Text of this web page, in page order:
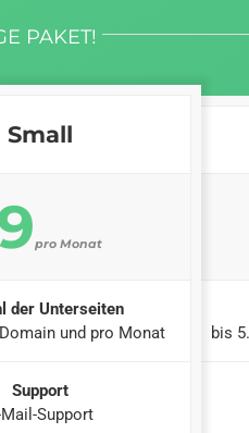
PAKET!
Small
pro Monat
der Unterseiten
und pro Monat
Support
Mail-Support
bis